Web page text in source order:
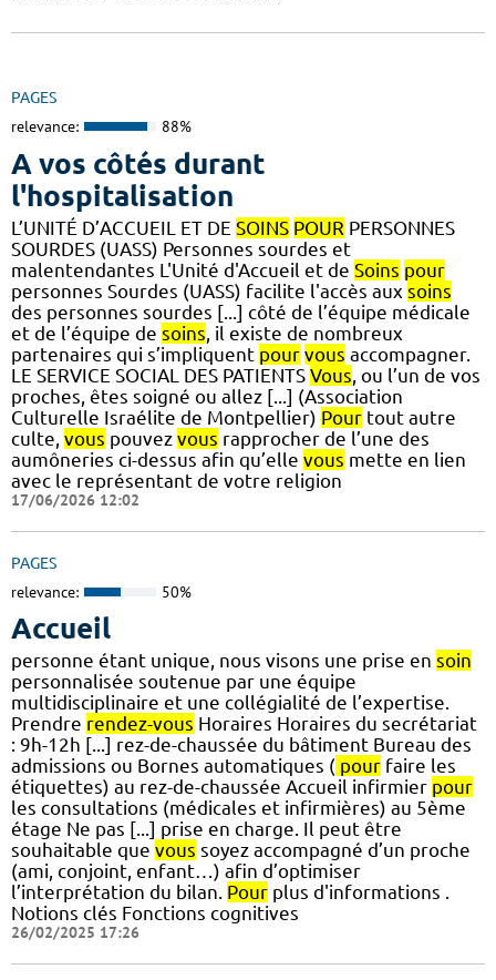
PAGES
relevance: 88%
A vos côtés durant
l'hospitalisation
L’UNITÉ D’ACCUEIL ET DE SOINS POUR PERSONNES
SOURDES (UASS) Personnes sourdes et
malentendantes L'Unité d'Accueil et de Soins pour
personnes Sourdes (UASS) facilite l'accès aux soins
des personnes sourdes [...] côté de l’équipe médicale
et de l’équipe de soins , il existe de nombreux
partenaires qui s’impliquent pour vous accompagner.
LE SERVICE SOCIAL DES PATIENTS Vous , ou l’un de vos
proches, êtes soigné ou allez [...] (Association
Culturelle Israélite de Montpellier) Pour tout autre
culte, vous pouvez vous rapprocher de l’une des
aumôneries ci-dessus afin qu’elle vous mette en lien
avec le représentant de votre religion
17/06/2026 12:02
PAGES
relevance: 50%
Accueil
personne étant unique, nous visons une prise en soin
personnalisée soutenue par une équipe
multidisciplinaire et une collégialité de l’expertise.
Prendre rendez-vous Horaires Horaires du secrétariat
: 9h-12h [...] rez-de-chaussée du bâtiment Bureau des
admissions ou Bornes automatiques ( pour faire les
étiquettes) au rez-de-chaussée Accueil infirmier pour
les consultations (médicales et infirmières) au 5ème
étage Ne pas [...] prise en charge. Il peut être
souhaitable que vous soyez accompagné d’un proche
(ami, conjoint, enfant…) afin d’optimiser
l’interprétation du bilan. Pour plus d'informations .
Notions clés Fonctions cognitives
26/02/2025 17:26